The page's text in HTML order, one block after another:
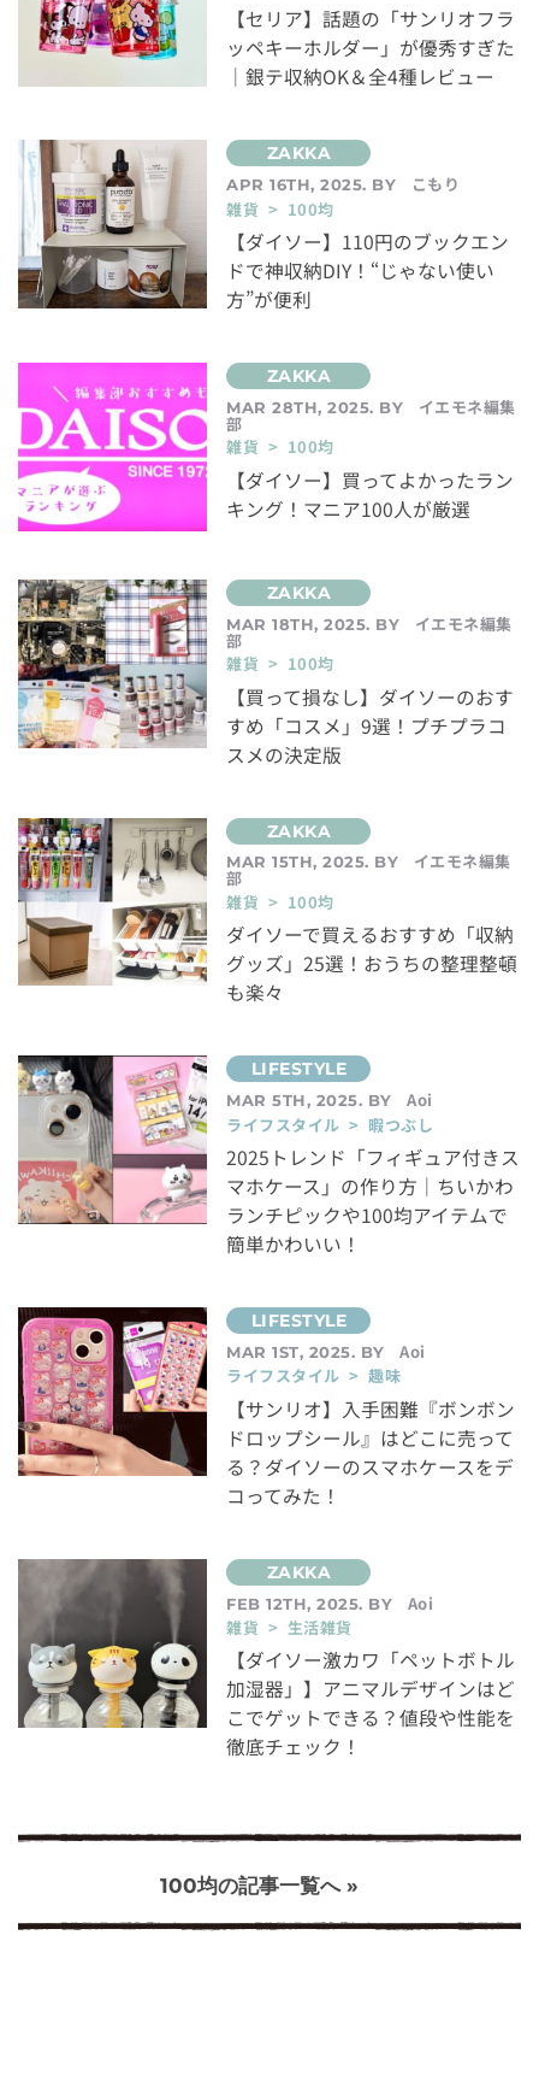
【セリア】話題の「サンリオフラ
ッペキーホルダー」が優秀すぎた
｜銀テ収納OK＆全4種レビュー
APR 16TH, 2025. BY
こもり
雑貨 > 100均
【ダイソー】110円のブックエン
ドで神収納DIY！“じゃない使い
方”が便利
MAR 28TH, 2025. BY イエモネ編集
部
雑貨 > 100均
【ダイソー】買ってよかったラン
キング！マニア100人が厳選
MAR 18TH, 2025. BY イエモネ編集
部
雑貨 > 100均
【買って損なし】ダイソーのおす
すめ「コスメ」9選！プチプラコ
スメの決定版
MAR 15TH, 2025. BY イエモネ編集
部
雑貨 > 100均
ダイソーで買えるおすすめ「収納
グッズ」25選！おうちの整理整頓
も楽々
MAR 5TH, 2025. BY
Aoi
ライフスタイル > 暇つぶし
2025トレンド「フィギュア付きス
マホケース」の作り方｜ちいかわ
ランチピックや100均アイテムで
簡単かわいい！
MAR 1ST, 2025. BY
Aoi
ライフスタイル > 趣味
【サンリオ】入手困難『ボンボン
ドロップシール』はどこに売って
る？ダイソーのスマホケースをデ
コってみた！
FEB 12TH, 2025. BY
Aoi
雑貨 > 生活雑貨
【ダイソー激カワ「ペットボトル
加湿器」】アニマルデザインはど
こでゲットできる？値段や性能を
徹底チェック！
100均の記事一覧へ »